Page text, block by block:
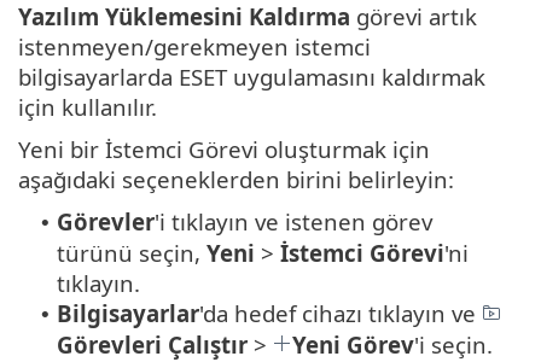
Yazılım Yüklemesini Kaldırma görevi artık
istenmeyen/gerekmeyen istemci
bilgisayarlarda ESET uygulamasını kaldırmak
için kullanılır.
Yeni bir İstemci Görevi oluşturmak için
aşağıdaki seçeneklerden birini belirleyin:
• Görevler'i tıklayın ve istenen görev
türünü seçin, Yeni > İstemci Görevi'ni
tıklayın.
• Bilgisayarlar'da hedef cihazı tıklayın ve
Görevleri Çalıştır > Yeni Görev'i seçin.